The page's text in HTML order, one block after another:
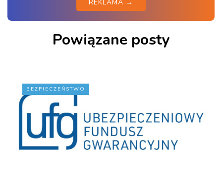
REKLAMA →
Powiązane posty
BEZPIECZEŃSTWO